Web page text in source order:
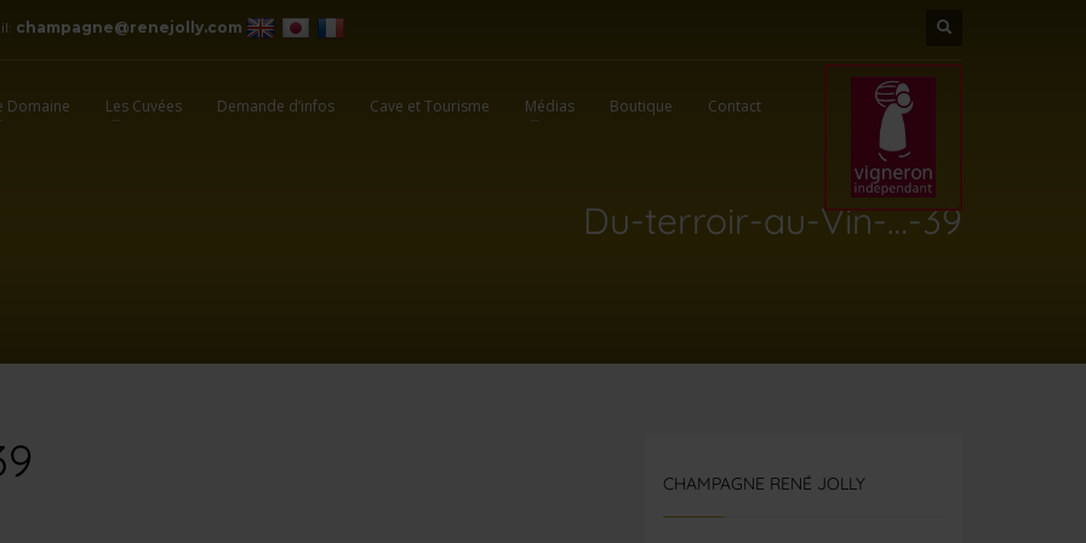
champagne@renejolly.com
Domaine Les Cuvées Demande d’infos Cave et Tourisme Médias Boutique Contact
Du-terroir-au-Vin-…-39
CHAMPAGNE RENÉ JOLLY